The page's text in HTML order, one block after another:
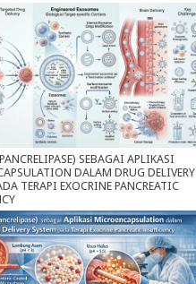
SEBAGAI APLIKASI
DALAM DRUG DELIVERY
TERAPI EXOCRINE PANCREATIC